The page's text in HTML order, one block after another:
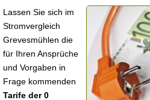
Lassen Sie sich im
Stromvergleich
Grevesmühlen die
für Ihren Ansprüche
und Vorgaben in
Frage kommenden
Tarife der 0